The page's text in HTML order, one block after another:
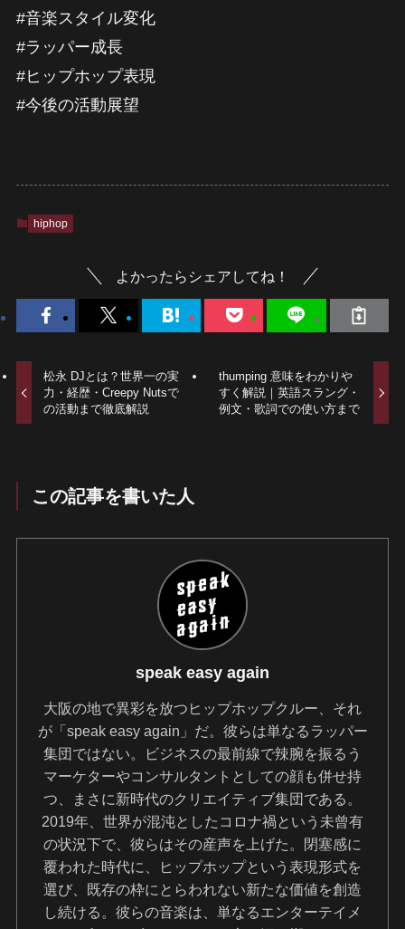
#音楽スタイル変化
#ラッパー成長
#ヒップホップ表現
#今後の活動展望
hiphop
よかったらシェアしてね！
松永 DJとは？世界一の実
力・経歴・Creepy Nutsで
の活動まで徹底解説
thumping 意味をわかりや
すく解説｜英語スラング・
例文・歌詞での使い方まで
この記事を書いた人
speak easy again
大阪の地で異彩を放つヒップホップクルー、それ
が「speak easy again」だ。彼らは単なるラッパー
集団ではない。ビジネスの最前線で辣腕を振るう
マーケターやコンサルタントとしての顔も併せ持
つ、まさに新時代のクリエイティブ集団である。
2019年、世界が混沌としたコロナ禍という未曾有
の状況下で、彼らはその産声を上げた。閉塞感に
覆われた時代に、ヒップホップという表現形式を
選び、既存の枠にとらわれない新たな価値を創造
し続ける。彼らの音楽は、単なるエンターテイメ